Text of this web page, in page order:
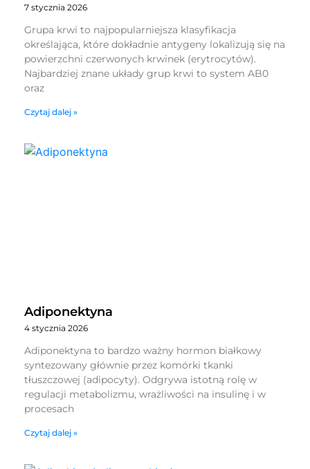
7 stycznia 2026
Grupa krwi to najpopularniejsza klasyfikacja
określająca, które dokładnie antygeny lokalizują się na
powierzchni czerwonych krwinek (erytrocytów).
Najbardziej znane układy grup krwi to system AB0
oraz
Czytaj dalej »
Adiponektyna
4 stycznia 2026
Adiponektyna to bardzo ważny hormon białkowy
syntezowany głównie przez komórki tkanki
tłuszczowej (adipocyty). Odgrywa istotną rolę w
regulacji metabolizmu, wrażliwości na insulinę i w
procesach
Czytaj dalej »